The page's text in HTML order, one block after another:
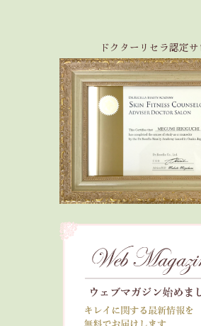
ドクターリセラ認定サ